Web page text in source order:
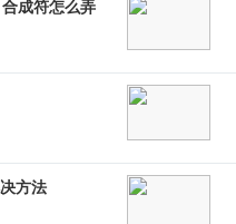
成符怎么弄
方法